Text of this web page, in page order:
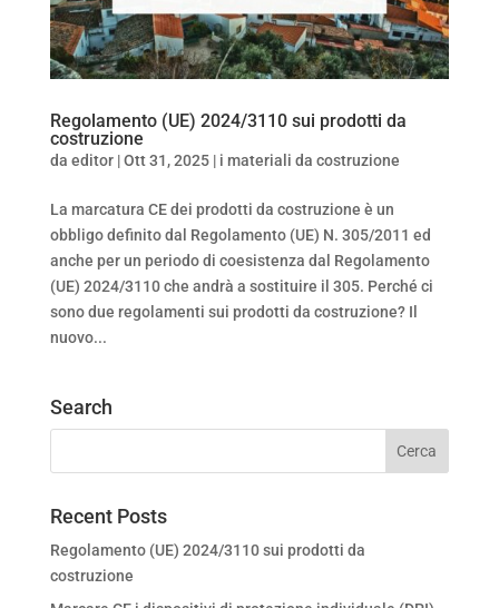
Regolamento (UE) 2024/3110 sui prodotti da
costruzione
da editor|Ott 31, 2025| i materiali da costruzione
La marcatura CE dei prodotti da costruzione è un
obbligo definito dal Regolamento (UE) N. 305/2011 ed
anche per un periodo di coesistenza dal Regolamento
(UE) 2024/3110 che andrà a sostituire il 305. Perché ci
sono due regolamenti sui prodotti da costruzione? Il
nuovo...
Search
Recent Posts
Regolamento (UE) 2024/3110 sui prodotti da
costruzione